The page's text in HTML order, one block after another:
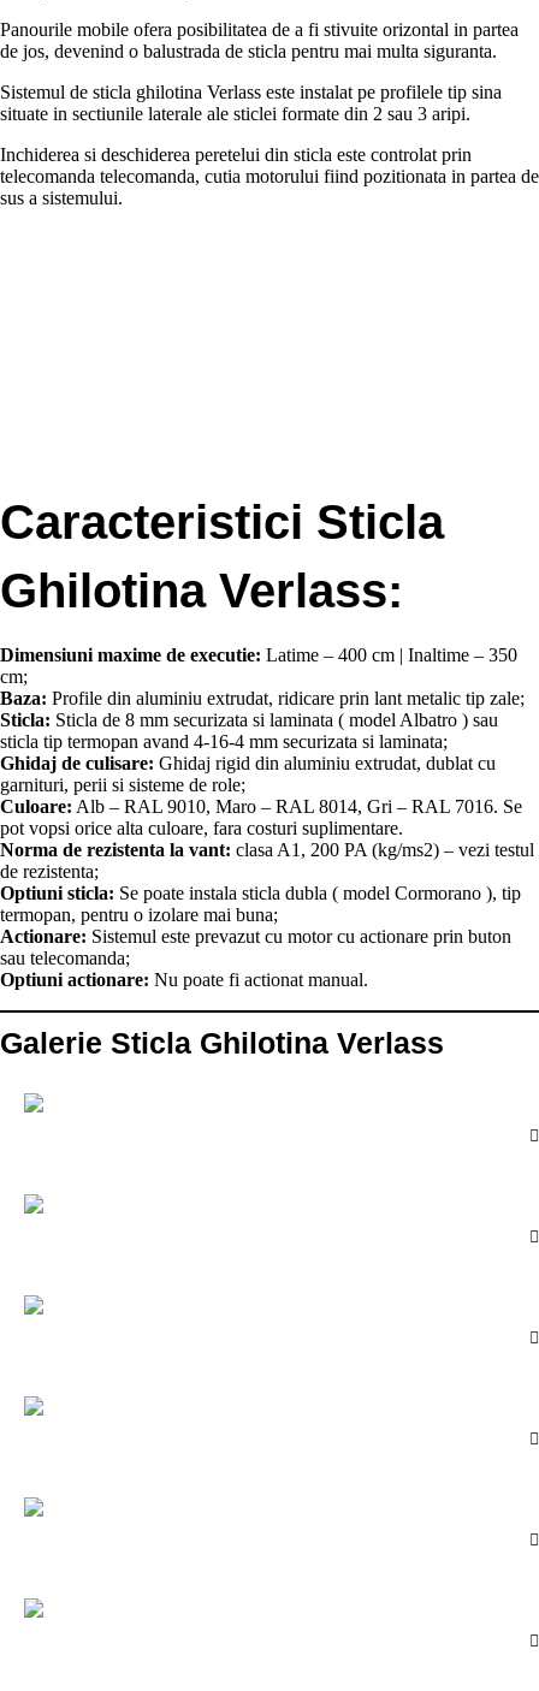
Panourile mobile ofera posibilitatea de a fi stivuite orizontal in partea
de jos, devenind o balustrada de sticla pentru mai multa siguranta.
Sistemul de sticla ghilotina Verlass este instalat pe profilele tip sina
situate in sectiunile laterale ale sticlei formate din 2 sau 3 aripi.
Inchiderea si deschiderea peretelui din sticla este controlat prin
telecomanda telecomanda, cutia motorului fiind pozitionata in partea de
sus a sistemului.
Caracteristici Sticla
Ghilotina Verlass:
Dimensiuni maxime de executie: Latime – 400 cm | Inaltime – 350
cm;
Baza: Profile din aluminiu extrudat, ridicare prin lant metalic tip zale;
Sticla: Sticla de 8 mm securizata si laminata ( model Albatro ) sau
sticla tip termopan avand 4-16-4 mm securizata si laminata;
Ghidaj de culisare: Ghidaj rigid din aluminiu extrudat, dublat cu
garnituri, perii si sisteme de role;
Culoare: Alb – RAL 9010, Maro – RAL 8014, Gri – RAL 7016. Se
pot vopsi orice alta culoare, fara costuri suplimentare.
Norma de rezistenta la vant: clasa A1, 200 PA (kg/ms2) – vezi testul
de rezistenta;
Optiuni sticla: Se poate instala sticla dubla ( model Cormorano ), tip
termopan, pentru o izolare mai buna;
Actionare: Sistemul este prevazut cu motor cu actionare prin buton
sau telecomanda;
Optiuni actionare: Nu poate fi actionat manual.
Galerie Sticla Ghilotina Verlass